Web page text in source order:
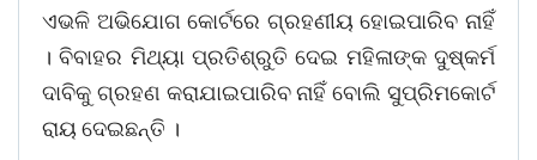
ଏଭଳି ଅଭିଯୋଗ କୋର୍ଟରେ ଗ୍ରହଣୀୟ ହୋଇପାରିବ ନାହିଁ
। ବିବାହର ମିଥ୍ୟା ପ୍ରତିଶ୍ରୁତି ଦେଇ ମହିଳାଙ୍କ ଦୁଷ୍କର୍ମ
ଦାବିକୁ ଗ୍ରହଣ କରାଯାଇପାରିବ ନାହିଁ ବୋଲି ସୁପ୍ରିମକୋର୍ଟ
ରାୟ ଦେଇଛନ୍ତି ।